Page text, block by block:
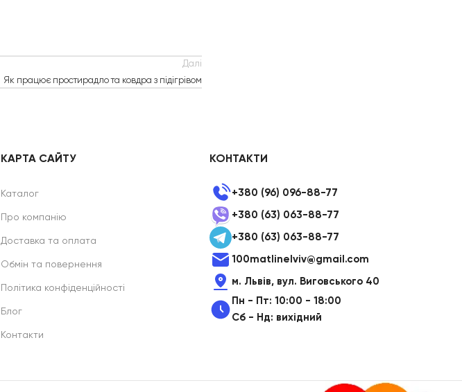
Далі
Як працює простирадло та ковдра з підігрівом
КАРТА САЙТУ
Каталог
Про компанію
Доставка та оплата
Обмін та повернення
Політика конфіденційності
Блог
Контакти
КОНТАКТИ
+380 (96) 096-88-77
+380 (63) 063-88-77
+380 (63) 063-88-77
100matlinelviv@gmail.com
м. Львів, вул. Виговського 40
Пн - Пт: 10:00 - 18:00
Сб - Нд: вихідний